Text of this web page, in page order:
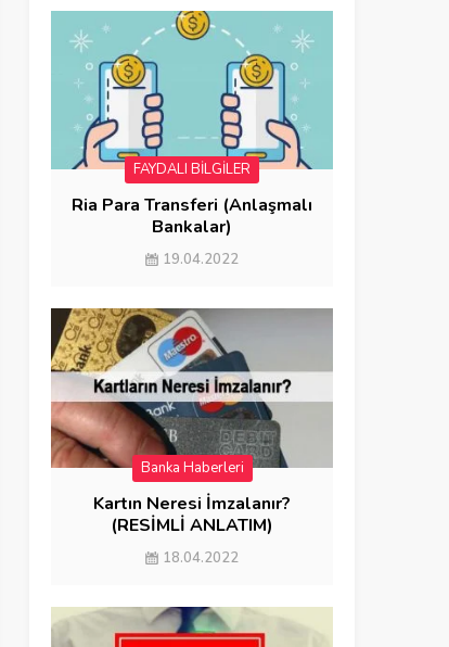
FAYDALI BİLGİLER
Ria Para Transferi (Anlaşmalı
Bankalar)
19.04.2022
Banka Haberleri
FAYDALI BİLGİLER
Kartın Neresi İmzalanır?
(RESİMLİ ANLATIM)
18.04.2022